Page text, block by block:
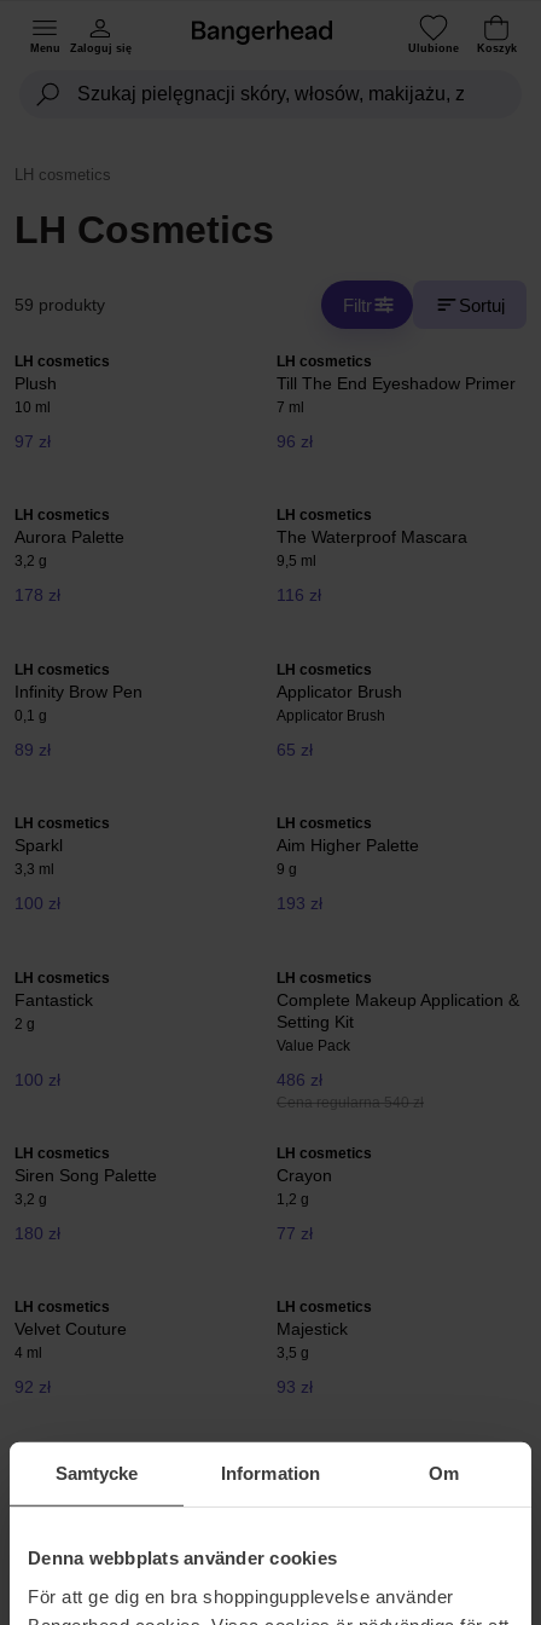
Samtycke Information Om
Denna webbplats använder cookies
För att ge dig en bra shoppingupplevelse använder
Menu Zaloguj się Ulubione Koszyk
LH cosmetics
LH Cosmetics
59 produkty Filtr Sortuj
LH cosmetics
Plush
10 ml
97 zł
LH cosmetics
Till The End Eyeshadow Primer
7 ml
96 zł
LH cosmetics
Aurora Palette
3,2 g
178 zł
LH cosmetics
The Waterproof Mascara
9,5 ml
116 zł
LH cosmetics
Infinity Brow Pen
0,1 g
89 zł
LH cosmetics
Applicator Brush
Applicator Brush
65 zł
LH cosmetics
Sparkl
3,3 ml
100 zł
LH cosmetics
Aim Higher Palette
9 g
193 zł
LH cosmetics
Fantastick
2 g
100 zł
LH cosmetics
Complete Makeup Application &
Setting Kit
Value Pack
486 zł
Cena regularna 540 zł
LH cosmetics
Siren Song Palette
3,2 g
180 zł
LH cosmetics
Crayon
1,2 g
77 zł
LH cosmetics
Velvet Couture
4 ml
92 zł
LH cosmetics
Majestick
3,5 g
93 zł
Duo Dimension
4 g
Artistick
5,8 g
LH cosmetics LH cosmetics